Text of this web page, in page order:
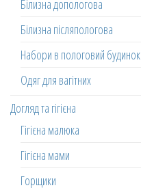
Білизна допологова
Білизна післяпологова
Набори в пологовий будинок
Одяг для вагітних
Догляд та гігієна
Гігієна малюка
Гігієна мами
Горщики